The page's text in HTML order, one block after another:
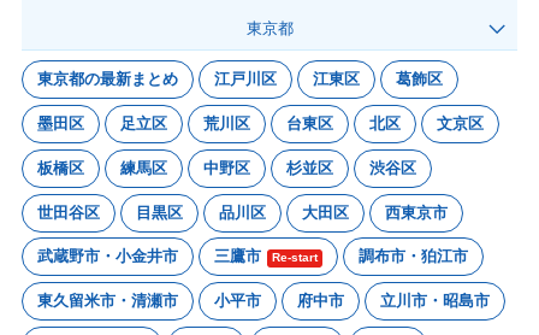
東京都
東京都の最新まとめ 江戸川区 江東区 葛飾区
墨田区 足立区 荒川区 台東区 北区 文京区
板橋区 練馬区 中野区 杉並区 渋谷区
世田谷区 目黒区 品川区 大田区 西東京市
武蔵野市・小金井市 三鷹市 Re-start 調布市・狛江市
東久留米市・清瀬市 小平市 府中市 立川市・昭島市